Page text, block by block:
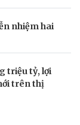
nhiệm hai
triệu tỷ, lợi
trên thị